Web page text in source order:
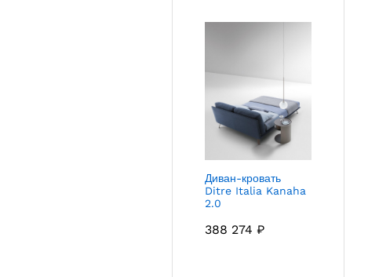
Диван-кровать
Ditre Italia Kanaha
2.0
388 274₽